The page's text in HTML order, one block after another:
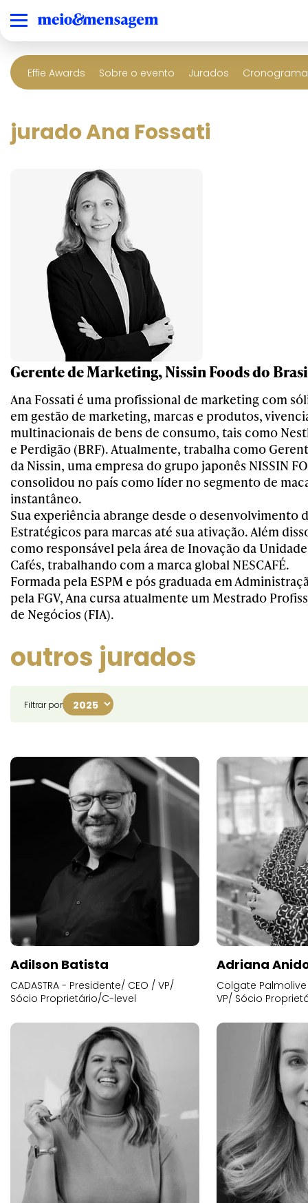
Effie Awards Sobre o evento Jurados
jurado Ana Fossati
Gerente de Marketing, Nissin Foods do
Ana Fossati é uma profissional de marketing com
em gestão de marketing, marcas e produtos,
multinacionais de bens de consumo, tais como
e Perdigão (BRF). Atualmente, trabalha como
da Nissin, uma empresa do grupo japonês NISSIN
consolidou no país como líder no segmento de
instantâneo.
Sua experiência abrange desde o desenvolvimento
Estratégicos para marcas até sua ativação. Além
como responsável pela área de Inovação da
Cafés, trabalhando com a marca global NESCAFÉ.
Formada pela ESPM e pós graduada em
pela FGV, Ana cursa atualmente um Mestrado
de Negócios (FIA).
outros jurados
Filtrar por
Adilson Batista
CADASTRA - Presidente/ CEO / VP/
Sócio Proprietário/C-level
Adriana
Colgate
VP/ Sócio